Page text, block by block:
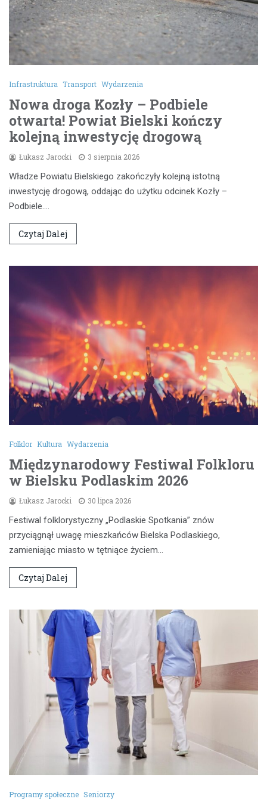
Infrastruktura Transport Wydarzenia
Nowa droga Kozły – Podbiele
otwarta! Powiat Bielski kończy
kolejną inwestycję drogową
Łukasz Jarocki 3 sierpnia 2026
Władze Powiatu Bielskiego zakończyły kolejną istotną
inwestycję drogową, oddając do użytku odcinek Kozły –
Podbiele.…
Czytaj Dalej
Folklor Kultura Wydarzenia
Międzynarodowy Festiwal Folkloru
w Bielsku Podlaskim 2026
Łukasz Jarocki 30 lipca 2026
Festiwal folklorystyczny „Podlaskie Spotkania” znów
przyciągnął uwagę mieszkańców Bielska Podlaskiego,
zamieniając miasto w tętniące życiem…
Czytaj Dalej
Programy społeczne Seniorzy